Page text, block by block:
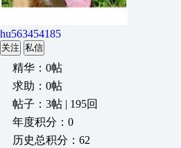
hu563454185
关注 私信
精华：0帖
求助：0帖
帖子：3帖 | 195回
年度积分：0
历史总积分：62